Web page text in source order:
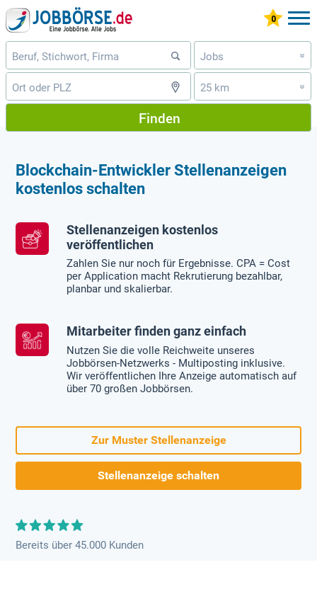
Jobs »
25 km »
Finden
Blockchain-Entwickler Stellenanzeigen
kostenlos schalten
Stellenanzeigen kostenlos
veröffentlichen
Zahlen Sie nur noch für Ergebnisse. CPA = Cost
per Application macht Rekrutierung bezahlbar,
planbar und skalierbar.
Mitarbeiter finden ganz einfach
Nutzen Sie die volle Reichweite unseres
Jobbörsen-Netzwerks - Multiposting inklusive.
Wir veröffentlichen Ihre Anzeige automatisch auf
über 70 großen Jobbörsen.
Zur Muster Stellenanzeige
Stellenanzeige schalten
Bereits über 45.000 Kunden